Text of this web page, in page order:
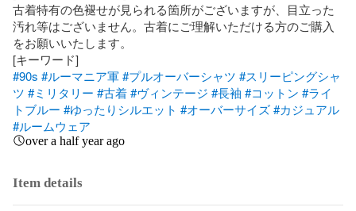
古着特有の色褪せが見られる箇所がございますが、目立った
汚れ等はございません。古着にご理解いただける方のご購入
をお願いいたします。
#90s #ルーマニア軍#プルオーバーシャツ #スリーピングシャ
ツ #ミリタリー #古着#ヴィンテージ #長袖 #コットン #ライ
トブルー #ゆったりシルエット #オーバーサイズ#カジュアル
#ルームウェア
over a half year ago
Item details